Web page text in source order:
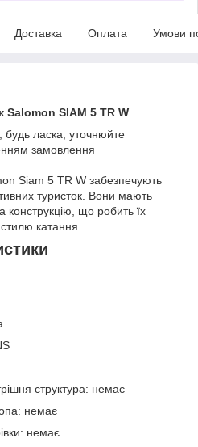
Доставка Оплата Умови
Salomon SIAM 5 TR W
будь ласка, уточнюйте
замовлення
Siam 5 TR W забезпечують
туристок. Вони мають
конструкцію, що робить їх
катання.
структура: немає
немає
немає